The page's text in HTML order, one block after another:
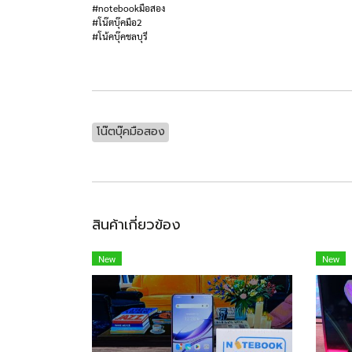
#notebookมือสอง
#โน๊ตบุ๊คมือ2
#โน้คบุ๊คชลบุรี
โน๊ตบุ๊คมือสอง
สินค้าเกี่ยวข้อง
New New